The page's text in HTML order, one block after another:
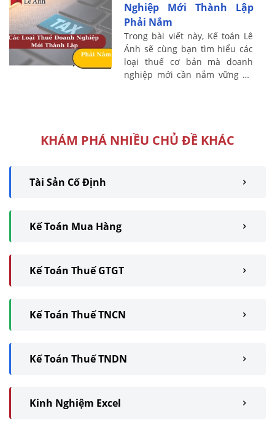
Nghiệp Mới Thành Lập
Phải Nắm
Trong bài viết này, Kế toán Lê
Ánh sẽ cùng bạn tìm hiểu các
loại thuế cơ bản mà doanh
nghiệp mới cần nắm vững để
KHÁM PHÁ NHIỀU CHỦ ĐỀ KHÁC
Tài Sản Cố Định
Kế Toán Mua Hàng
Kế Toán Thuế GTGT
Kế Toán Thuế TNCN
Kế Toán Thuế TNDN
Kinh Nghiệm Excel